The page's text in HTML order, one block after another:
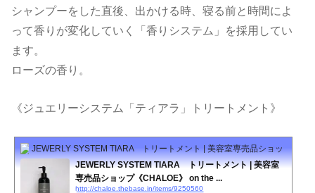
シャンプーをした直後、出かける時、寝る前と時間によ
って香りが変化していく「香りシステム」を採用してい
ます。
ローズの香り。
《ジュエリーシステム「ティアラ」トリートメント》
JEWERLY SYSTEM TIARA トリートメント | 美容室専売品ショップ《
JEWERLY SYSTEM TIARA トリートメント | 美容室
専売品ショップ《CHALOE》 on the ...
http://chaloe.thebase.in/items/9250560